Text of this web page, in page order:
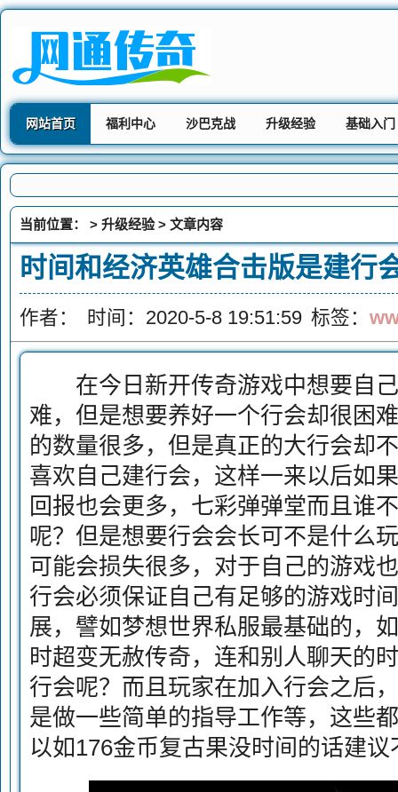
网站首页 福利中心 沙巴克战 升级经验 基础入门
当前位置： > 升级经验> 文章内容
时间和经济英雄合击版是建行
作者： 时间：2020-5-8 19:51:59 标签：
在今日新开传奇游戏中想要自己
难，但是想要养好一个行会却很困
的数量很多，但是真正的大行会却
喜欢自己建行会，这样一来以后如
回报也会更多，七彩弹弹堂而且谁
呢？但是想要行会会长可不是什么
可能会损失很多，对于自己的游戏
行会必须保证自己有足够的游戏时
展，譬如梦想世界私服最基础的，
时超变无赦传奇，连和别人聊天的
行会呢？而且玩家在加入行会之后
是做一些简单的指导工作等，这些
以如176金币复古果没时间的话建